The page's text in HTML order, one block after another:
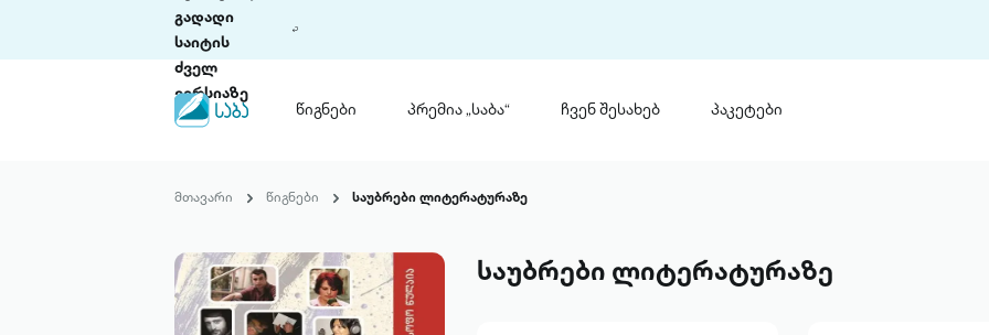
გადადი
საიტის
ძველ
ვერსიაზე
წიგნები პრემია „საბა“
ლიტერატურული პრემია „საბა“
წესდება
საკონკურსო განაცხადი
ჩვენ შესახებ პაკეტები
ჩვენ შესახებ
მთავარი წიგნები საუბრები ლიტერატურაზე
საუბრები ლიტერატურაზე